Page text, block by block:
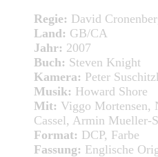
Regie: David
Land: GB/CA
Jahr: 2007
Buch: Steven Knight
Kamera: Peter
Musik: Howard Shore
Mit: Viggo Mortensen,
Cassel, Armin Mueller-
Format: DCP, Farbe
Fassung: Englische